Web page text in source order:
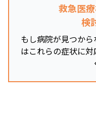
救急医
検
もし病院が見つか
はこれらの症状に